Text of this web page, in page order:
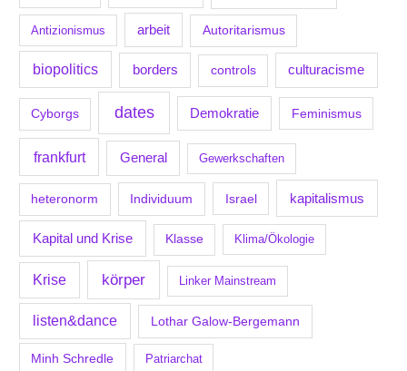
Antizionismus arbeit Autoritarismus
biopolitics borders controls culturacisme
Cyborgs dates Demokratie Feminismus
frankfurt General Gewerkschaften
heteronorm Individuum Israel kapitalismus
Kapital und Krise Klasse Klima/Ökologie
Krise körper Linker Mainstream
listen&dance Lothar Galow-Bergemann
Minh Schredle Patriarchat